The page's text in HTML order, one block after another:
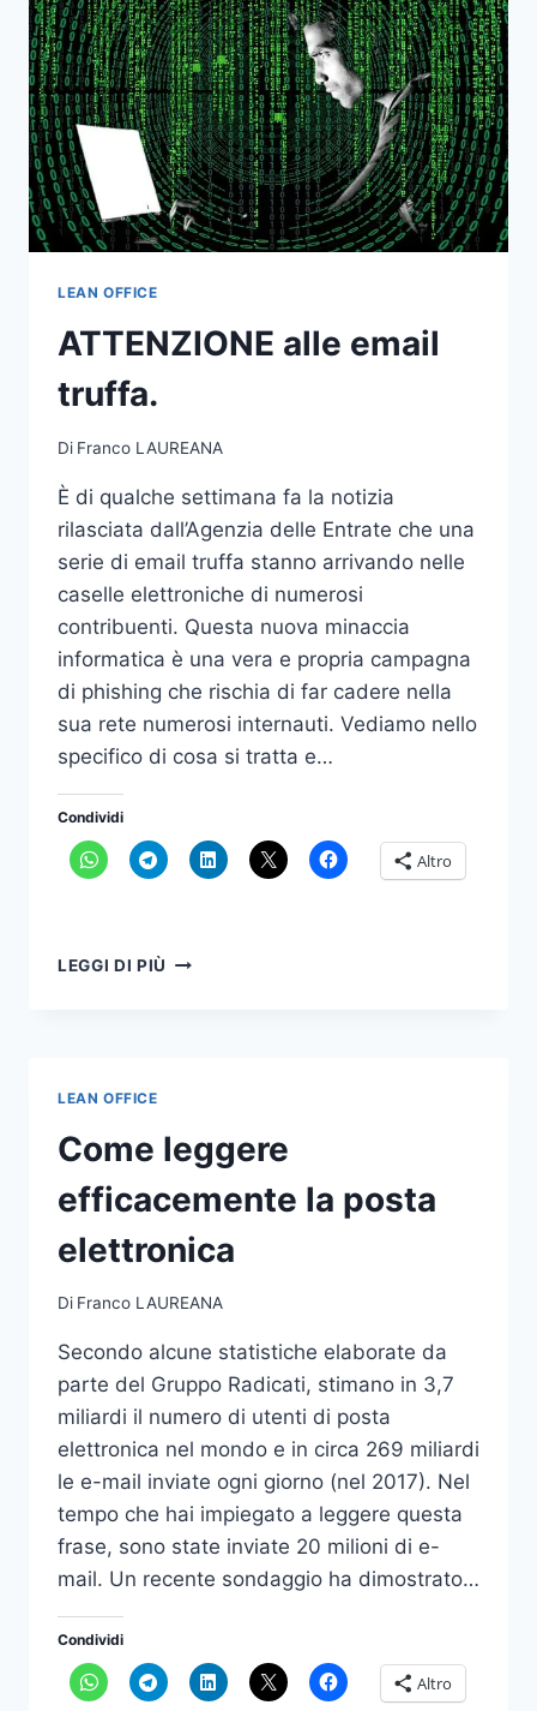
LEAN OFFICE
ATTENZIONE alle email
truffa.
Di Franco LAUREANA
È di qualche settimana fa la notizia
rilasciata dall’Agenzia delle Entrate che una
serie di email truffa stanno arrivando nelle
caselle elettroniche di numerosi
contribuenti. Questa nuova minaccia
informatica è una vera e propria campagna
di phishing che rischia di far cadere nella
sua rete numerosi internauti. Vediamo nello
specifico di cosa si tratta e…
Condividi
Altro
LEGGI DI PIÙ ATTENZIONE
LEAN OFFICE
Come leggere
efficacemente la posta
elettronica
Di Franco LAUREANA
Secondo alcune statistiche elaborate da
parte del Gruppo Radicati, stimano in 3,7
miliardi il numero di utenti di posta
elettronica nel mondo e in circa 269 miliardi
le e-mail inviate ogni giorno (nel 2017). Nel
tempo che hai impiegato a leggere questa
frase, sono state inviate 20 milioni di e-
mail. Un recente sondaggio ha dimostrato…
Condividi
Altro